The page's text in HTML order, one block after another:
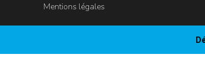
Mentions légales